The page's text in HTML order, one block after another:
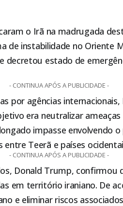
o Irã na madrugada
de instabilidade no Oriente
decretou estado de
- CONTINUA APÓS A PUBLICIDADE -
por agências
era neutralizar
impasse envolvendo
Teerã e países
- CONTINUA APÓS A PUBLICIDADE -
Donald Trump, confirmou
em território iraniano. De
e eliminar riscos